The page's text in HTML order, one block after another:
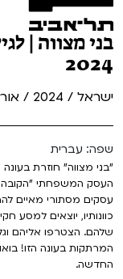
2024
ישראל / 2024 / אורך: 50
שפה: עברית
"בני מצווה" חוזרת
העסק המשפחתי
עסקים מסתורי מאיים
כוונותיו, יוצאים
שלהם. הצטרפו אליהם
המרתקות בעונה הזו!
החדשה.